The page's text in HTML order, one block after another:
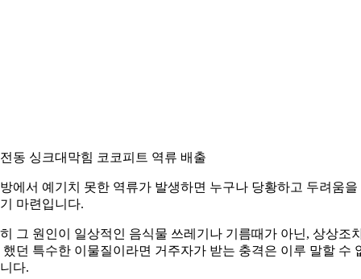
동 싱크대막힘 코코피트 역류 배출
에서 예기치 못한 역류가 발생하면 누구나 당황하고 두려움을
마련입니다.
그 원인이 일상적인 음식물 쓰레기나 기름때가 아닌, 상상조
했던 특수한 이물질이라면 거주자가 받는 충격은 이루 말할 수
다.